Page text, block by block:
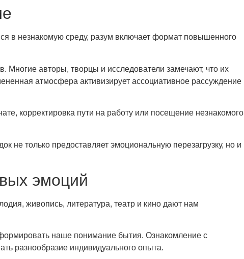
в незнакомую среду, разум включает формат повышенного
авторы, творцы и исследователи замечают, что их
атмосфера активизирует ассоциативное рассуждение
корректировка пути на работу или посещение незнакомого
не только предоставляет эмоциональную перезагрузку, но и
эмоций
живопись, литература, театр и кино дают нам
наше понимание бытия. Ознакомление с
разнообразие индивидуального опыта.